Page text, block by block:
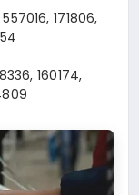
171806,
160174,